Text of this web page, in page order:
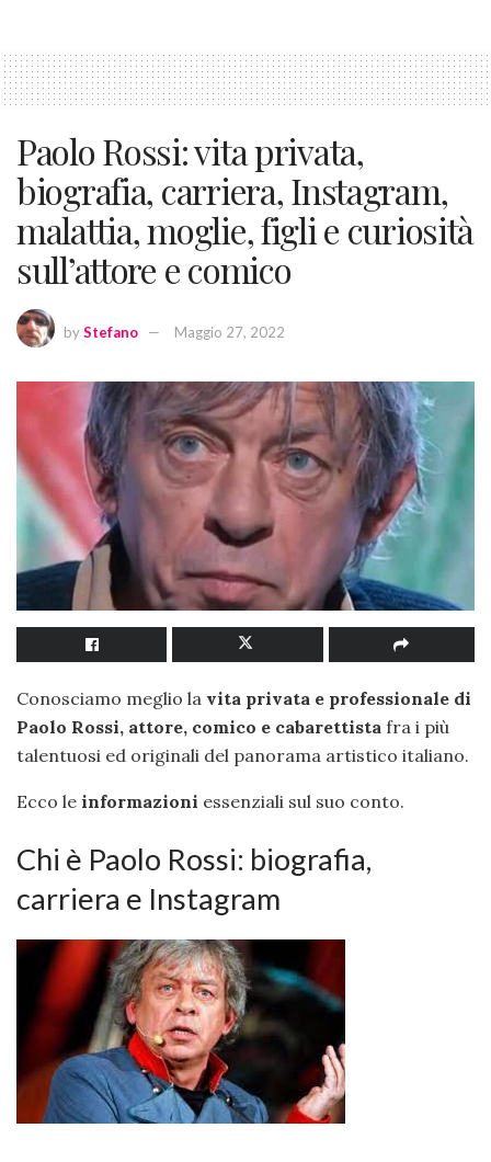
Paolo Rossi: vita privata,
biografia, carriera, Instagram,
malattia, moglie, figli e curiosità
sull’attore e comico
byStefano Maggio 27, 2022
Conosciamo meglio la vita privata e professionale di
Paolo Rossi, attore, comico e cabarettista fra i più
talentuosi ed originali del panorama artistico italiano.
Ecco le informazioni essenziali sul suo conto.
Chi è Paolo Rossi: biografia,
carriera e Instagram